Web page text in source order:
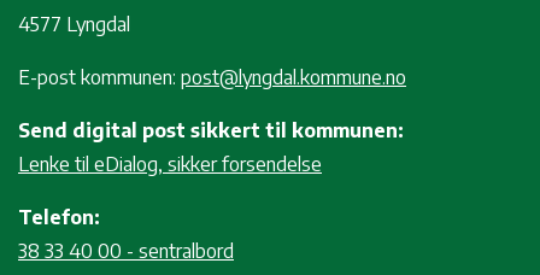
4577 Lyngdal
E-post kommunen: post@lyngdal.kommune.no
Send digital post sikkert til kommunen:
Lenke til eDialog, sikker forsendelse
Telefon:
38 33 40 00 - sentralbord